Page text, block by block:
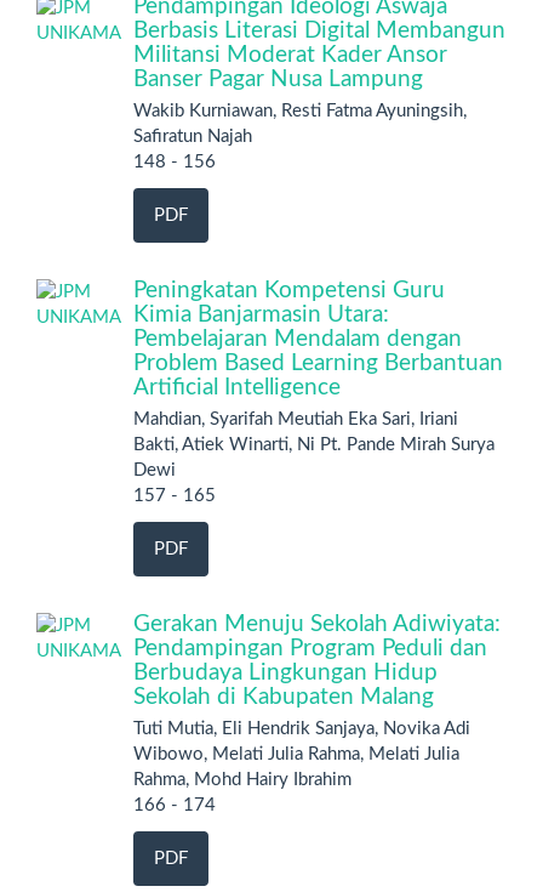
Pendampingan Ideologi Aswaja
Berbasis Literasi Digital Membangun
Militansi Moderat Kader Ansor
Banser Pagar Nusa Lampung
Wakib Kurniawan, Resti Fatma Ayuningsih,
Safiratun Najah
148 - 156
PDF
Peningkatan Kompetensi Guru
Kimia Banjarmasin Utara:
Pembelajaran Mendalam dengan
Problem Based Learning Berbantuan
Artificial Intelligence
Mahdian, Syarifah Meutiah Eka Sari, Iriani
Bakti, Atiek Winarti, Ni Pt. Pande Mirah Surya
Dewi
157 - 165
PDF
Gerakan Menuju Sekolah Adiwiyata:
Pendampingan Program Peduli dan
Berbudaya Lingkungan Hidup
Sekolah di Kabupaten Malang
Tuti Mutia, Eli Hendrik Sanjaya, Novika Adi
Wibowo, Melati Julia Rahma, Melati Julia
Rahma, Mohd Hairy Ibrahim
166 - 174
PDF